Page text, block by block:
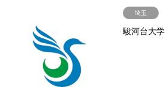
埼玉
駿河台大学